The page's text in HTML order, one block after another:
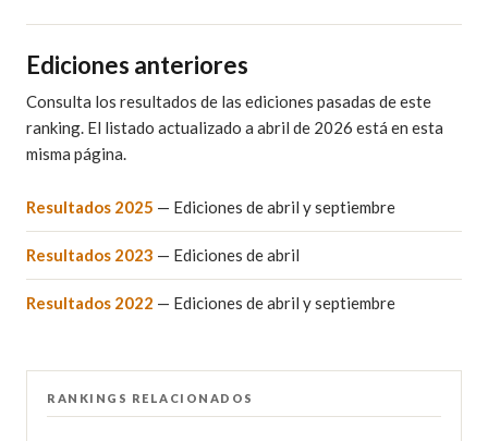
Ediciones anteriores
Consulta los resultados de las ediciones pasadas de este
ranking. El listado actualizado a abril de 2026 está en esta
misma página.
Resultados 2025 — Ediciones de abril y septiembre
Resultados 2023 — Ediciones de abril
Resultados 2022 — Ediciones de abril y septiembre
RANKINGS RELACIONADOS